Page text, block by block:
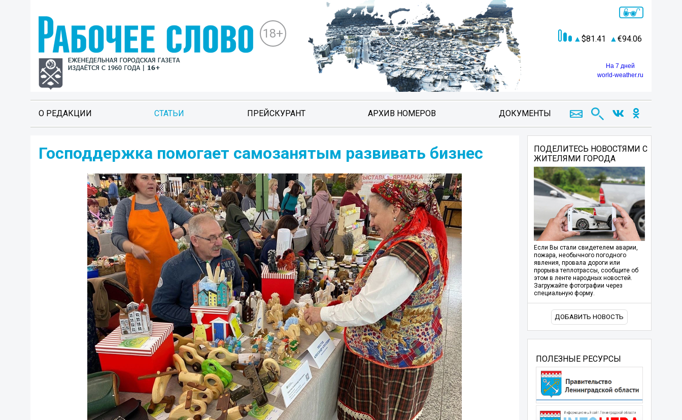
18+ 81.41 94.06
На 7 дней
world-weather.ru
О РЕДАКЦИИ СТАТЬИ ПРЕЙСКУРАНТ АРХИВ НОМЕРОВ ДОКУМЕНТЫ
Господдержка помогает самозанятым развивать бизнес
ПОДЕЛИТЕСЬ НОВОСТЯМИ С
ЖИТЕЛЯМИ ГОРОДА
Если Вы стали свидетелем аварии,
пожара, необычного погодного
явления, провала дороги или
прорыва теплотрассы, сообщите об
этом в ленте народных новостей.
Загружайте фотографии через
специальную форму.
ДОБАВИТЬ НОВОСТЬ
ПОЛЕЗНЫЕ РЕСУРСЫ